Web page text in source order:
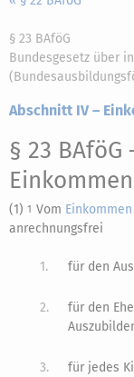
§ 23 BAföG
Bundesgesetz über
Abschnitt IV –
§ 23 BAföG
(1) 1 Vom Einkommen
anrechnungsfrei
1. für den
2.
für den
3. für jedes